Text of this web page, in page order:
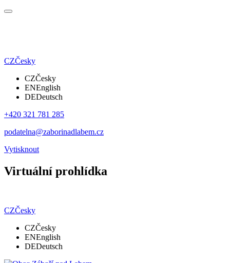
CZČesky
CZČesky
ENEnglish
DEDeutsch
+420 321 781 285
podatelna@zaborinadlabem.cz
Vytisknout
Virtuální prohlídka
CZČesky
CZČesky
ENEnglish
DEDeutsch